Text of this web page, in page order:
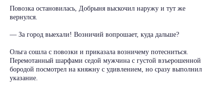
Повозка остановилась, Добрыня выскочил наружу и тут же
вернулся.
— За город выехали! Возничий вопрошает, куда дальше?
Ольга сошла с повозки и приказала возничему потесниться.
Перемотанный шарфами седой мужчина с густой взъерошенной
бородой посмотрел на княжну с удивлением, но сразу выполнил
указание.